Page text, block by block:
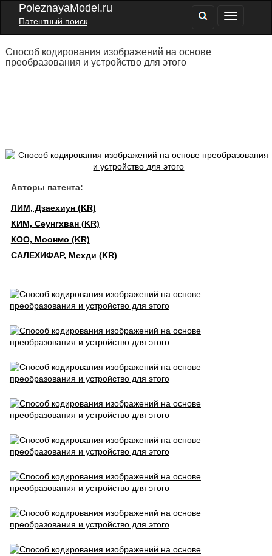
PoleznayaModel.ru
Патентный поиск
Способ кодирования изображений на основе
преобразования и устройство для этого
Авторы патента:
ЛИМ, Дзаехиун (KR)
КИМ, Сеунгхван (KR)
КОО, Моонмо (KR)
САЛЕХИФАР, Мехди (KR)